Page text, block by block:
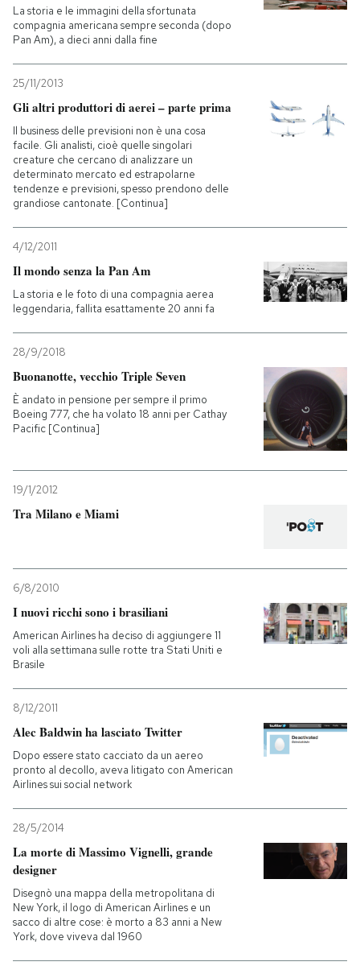
La storia e le immagini della sfortunata
compagnia americana sempre seconda (dopo
Pan Am), a dieci anni dalla fine
25/11/2013
Gli altri produttori di aerei – parte prima
Il business delle previsioni non è una cosa
facile. Gli analisti, cioè quelle singolari
creature che cercano di analizzare un
determinato mercato ed estrapolarne
tendenze e previsioni, spesso prendono delle
grandiose cantonate. [Continua]
4/12/2011
Il mondo senza la Pan Am
La storia e le foto di una compagnia aerea
leggendaria, fallita esattamente 20 anni fa
28/9/2018
Buonanotte, vecchio Triple Seven
È andato in pensione per sempre il primo
Boeing 777, che ha volato 18 anni per Cathay
Pacific [Continua]
19/1/2012
Tra Milano e Miami
6/8/2010
I nuovi ricchi sono i brasiliani
American Airlines ha deciso di aggiungere 11
voli alla settimana sulle rotte tra Stati Uniti e
Brasile
8/12/2011
Alec Baldwin ha lasciato Twitter
Dopo essere stato cacciato da un aereo
pronto al decollo, aveva litigato con American
Airlines sui social network
28/5/2014
La morte di Massimo Vignelli, grande
designer
Disegnò una mappa della metropolitana di
New York, il logo di American Airlines e un
sacco di altre cose: è morto a 83 anni a New
York, dove viveva dal 1960